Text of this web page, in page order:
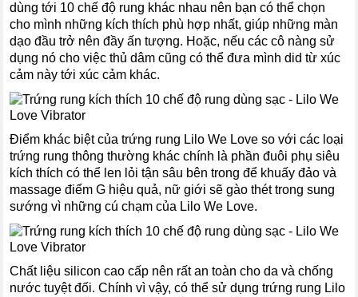
dùng tới 10 chế độ rung khác nhau nên bạn có thể chọn
cho mình những kích thích phù hợp nhất, giúp những màn
dạo đầu trở nên đầy ấn tượng. Hoặc, nếu các cô nàng sử
dụng nó cho việc thủ dâm cũng có thể đưa mình did từ xúc
cảm này tới xúc cảm khác.
Điểm khác biệt của trứng rung Lilo We Love so với các loại
trứng rung thông thường khác chính là phần đuôi phụ siêu
kích thích có thể len lỏi tận sâu bên trong để khuấy đảo và
massage điểm G hiệu quả, nữ giới sẽ gào thét trong sung
sướng vì những cú chạm của Lilo We Love.
Chất liệu silicon cao cấp nên rất an toàn cho da và chống
nước tuyệt đối. Chính vì vậy, có thể sử dụng trứng rung Lilo